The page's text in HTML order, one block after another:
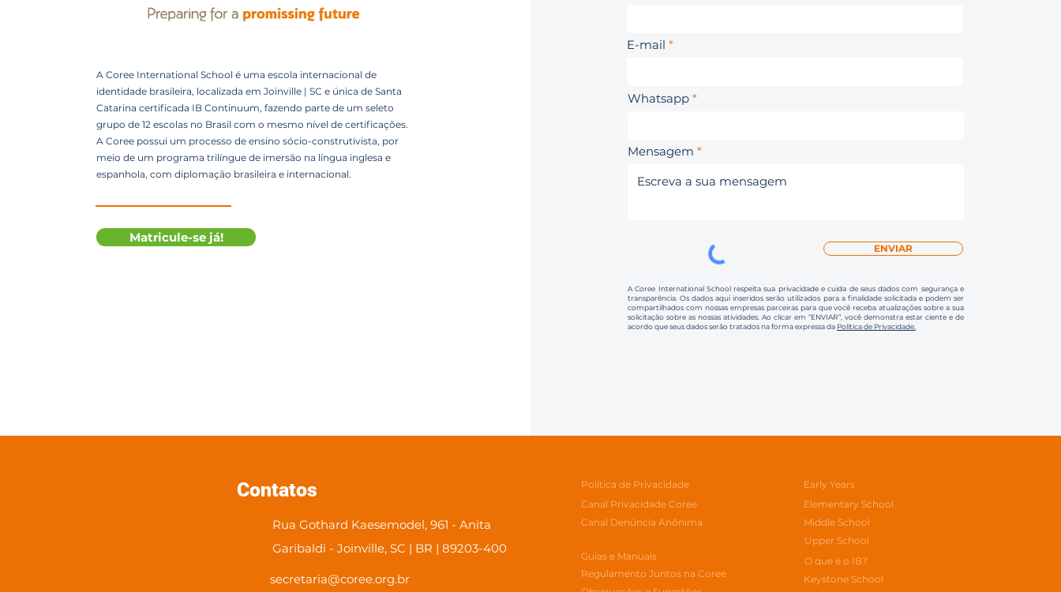
A Coree International School é uma escola internacional de
identidade brasileira, localizada em Joinville | SC e única de Santa
Catarina certificada IB Continuum, fazendo parte de um seleto
grupo de 12 escolas no Brasil com o mesmo nível de certificações.
A Coree possui um processo de ensino sócio-construtivista, por
meio de um programa trilíngue de imersão na língua inglesa e
espanhola, com diplomação brasileira e internacional.
Matricule-se já!
E-mail
Whatsapp
Mensagem
ENVIAR
A Coree International School respeita sua privacidade e cuida de seus dados com segurança e
transparência. Os dados aqui inseridos serão utilizados para a finalidade solicitada e podem ser
compartilhados com nossas empresas parceiras para que você receba atualizações sobre a sua
solicitação sobre as nossas atividades. Ao clicar em “ENVIAR”, você demonstra estar ciente e de
acordo que seus dados serão tratados na forma expressa da Política de Privacidade.
Contatos
Rua Gothard Kaesemodel, 961 - Anita
Garibaldi - Joinville, SC | BR | 89203-400
secretaria@coree.org.br
Política de Privacidade
Canal Privacidade Coree
Canal Denúncia Anônima
Early Years
Elementary School
Middle School
Upper School
Guias e Manuais
Regulamento Juntos na Coree
O que é o IB?
Keystone School